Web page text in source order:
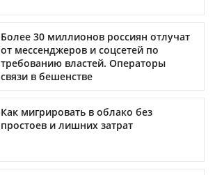
Более 30 миллионов россиян отлучат
от мессенджеров и соцсетей по
требованию властей. Операторы
связи в бешенстве
Как мигрировать в облако без
простоев и лишних затрат